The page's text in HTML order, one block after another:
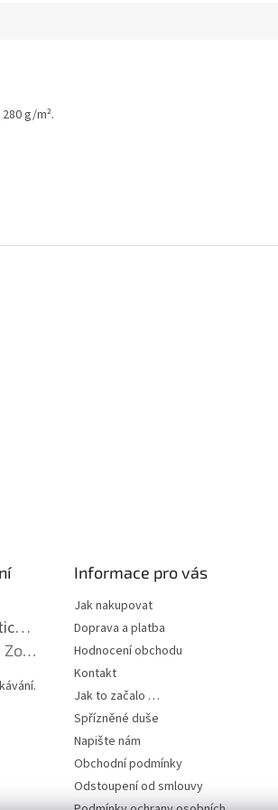
g/m².
Buddhistická mala dlouhá - tmavé dřevo s uzlíky 8 mm
produktu je 5 z 5 hvězdiček.
Dana Zoubkova
Informace pro vás
Jak nakupovat
Doprava a platba
Hodnocení obchodu
Kontakt
Jak to začalo …
Spřízněné duše
Napište nám
Obchodní podmínky
Odstoupení od smlouvy